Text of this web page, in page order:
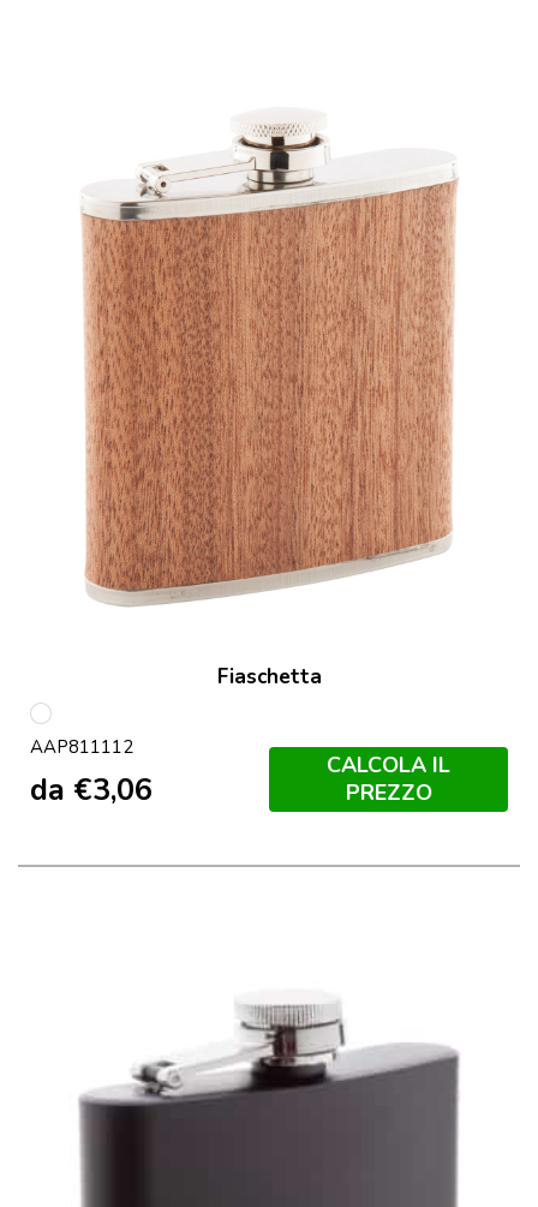
Fiaschetta
multicolore
AAP811112
da €3,06
CALCOLA IL
PREZZO